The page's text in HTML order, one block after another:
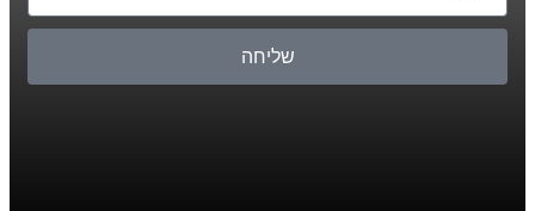
שליחה